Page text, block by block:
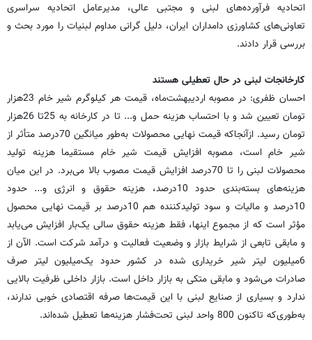
اتحادیه فرآورده‌های لبنی و مجتبی عالی، مدیرعامل اتحادیه سراسری
تعاونی‌های کشاورزی دامداران ایران، دلیل گرانی مداوم لبنیات را مورد بحث و
بررسی قرار دادند.
کارخانجات لبنی در حال تعطیلی هستند
احسان ظفری: در مصوبه اردیبهشت‌ماه، قیمت هر کیلوگرم شیر خام 23هزار
تومان تعیین شد و با احتساب هزینه حمل و... تا در کارخانه به 25تا 26هزار
تومان رسید. ازآنجاکه قیمت نهایی محصولات به‌طور میانگین 70درصد متأثر از
شیر خام است، مصوبه افزایش قیمت شیر خام مستقیما هزینه تولید
محصولات لبنی را تا 70درصد افزایش قیمت مصوب بالا می‌برد. در این میان
هزینه‌های بسته‌بندی حدود 10درصد، هزینه حقوق و انرژی و... حدود
10درصد و مالیات و سود تولیدکننده هم 10درصد بر قیمت نهایی محصول
مؤثر است که از مجموع اینها، فقط هزینه حقوق سالی یک‌بار افزایش می‌یابد
و مابقی تابعی از شرایط بازار و وضعیت فعالیت و درآمد شرکت است. الآن از
6میلیون لیتر شیر خریداری شده در کشور حدود یک‌میلیون لیتر صرف
صادرات می‌شود و مابقی متکی به بازار داخل است. بازار داخلی ظرفیت بالایی
ندارد و بسیاری از صنایع لبنی با این قیمت‌ها صرفه اقتصادی خوبی ندارند،
به‌طوری‌که تاکنون 800 واحد لبنی تحت‌فشار هزینه‌ها تعطیل شده‌اند.